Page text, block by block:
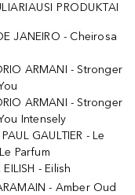
PRODUKTAI
JANEIRO - Cheirosa
ARMANI - Stronger
ARMANI - Stronger
Intensely
GAULTIER - Le
Parfum
EILISH - Eilish
- Amber Oud